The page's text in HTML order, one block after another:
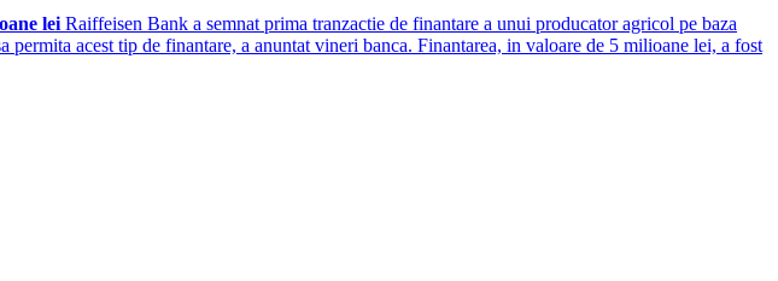
lei Raiffeisen Bank a semnat prima tranzactie de finantare a unui producator agricol pe baza
acest tip de finantare, a anuntat vineri banca. Finantarea, in valoare de 5 milioane lei, a fost